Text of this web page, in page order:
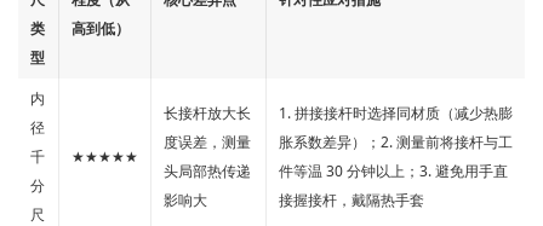
类
型
高到低）
内
径
千
分
尺
★★★★★
长接杆放大长
度误差，测量
头局部热传递
影响大
1. 拼接接杆时选择同材质（减少热膨
胀系数差异）；2. 测量前将接杆与工
件等温 30 分钟以上；3. 避免用手直
接握接杆，戴隔热手套